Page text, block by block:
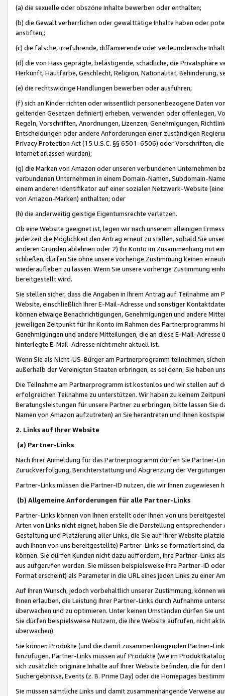
(a) die sexuelle oder obszöne Inhalte bewerben oder enthalten;
(b) die Gewalt verherrlichen oder gewalttätige Inhalte haben oder
anstiften,;
(c) die falsche, irreführende, diffamierende oder verleumderische
(d) die von Hass geprägte, belästigende, schädliche, die Privatsphäre
Herkunft, Hautfarbe, Geschlecht, Religion, Nationalität, Behinderung,
(e) die rechtswidrige Handlungen bewerben oder ausführen;
(f) sich an Kinder richten oder wissentlich personenbezogene Daten
geltenden Gesetzen definiert) erheben, verwenden oder offenlegen,
Regeln, Vorschriften, Anordnungen, Lizenzen, Genehmigungen,
Entscheidungen oder andere Anforderungen einer zuständigen
Privacy Protection Act (15 U.S.C. §§ 6501-6506) oder Vorschriften,
Internet erlassen wurden);
(g) die Marken von Amazon oder unseren verbundenen Unternehmen
verbundenen Unternehmen in einem Domain-Namen, Subdomain-
einem anderen Identifikator auf einer sozialen Netzwerk-Website
von Amazon-Marken) enthalten; oder
(h) die anderweitig geistige Eigentumsrechte verletzen.
Ob eine Website geeignet ist, legen wir nach unserem alleinigen
jederzeit die Möglichkeit den Antrag erneut zu stellen, sobald Sie
anderen Gründen ablehnen oder 2) Ihr Konto im Zusammenhang mit
schließen, dürfen Sie ohne unsere vorherige Zustimmung keinen
wiederaufleben zu lassen. Wenn Sie unsere vorherige Zustimmung
bereitgestellt wird.
Sie stellen sicher, dass die Angaben in Ihrem Antrag auf Teilnahme
Website, einschließlich Ihrer E-Mail-Adresse und sonstiger
können etwaige Benachrichtigungen, Genehmigungen und andere
jeweiligen Zeitpunkt für Ihr Konto im Rahmen des Partnerprogramms
Genehmigungen und andere Mitteilungen, die an diese E-Mail-
hinterlegte E-Mail-Adresse nicht mehr aktuell ist.
Wenn Sie als Nicht-US-Bürger am Partnerprogramm teilnehmen,
außerhalb der Vereinigten Staaten erbringen, es sei denn, Sie haben
Die Teilnahme am Partnerprogramm ist kostenlos und wir stellen auf
erfolgreichen Teilnahme zu unterstützen. Wir haben zu keinem
Beratungsleistungen für unsere Partner zu erbringen; bitte lassen Sie
Namen von Amazon aufzutreten) an Sie herantreten und Ihnen
2. Links auf Ihrer Website
(a) Partner-Links
Nach Ihrer Anmeldung für das Partnerprogramm dürfen Sie Partner-
Zurückverfolgung, Berichterstattung und Abgrenzung der
Partner-Links müssen die Partner-ID nutzen, die wir Ihnen zugewiesen
(b) Allgemeine Anforderungen für alle Partner-Links
Partner-Links können von Ihnen erstellt oder Ihnen von uns
Arten von Links nicht eignet, haben Sie die Darstellung
Gestaltung und Platzierung aller Links, die Sie auf Ihrer Website
auch Ihnen von uns bereitgestellte) Partner-Links so formatiert sind,
können. Sie dürfen Kunden nicht dazu auffordern, Ihre Partner-Links
aus aufgerufen werden. Sie müssen beispielsweise Ihre Partner-ID
Format erscheint) als Parameter in die URL eines jeden Links zu einer
Auf Ihren Wunsch, jedoch vorbehaltlich unserer Zustimmung, können
Ihnen erlauben, die Leistung Ihrer Partner-Links durch Aufnahme
überwachen und zu optimieren. Unter keinen Umständen dürfen Sie
Sie dürfen beispielsweise Nutzern, die Ihre Website aufrufen, nicht
überwachen).
Sie können Produkte (und die damit zusammenhängenden Partner-
hinzufügen. Partner-Links müssen auf Produkte (wie im
sich zusätzlich originäre Inhalte auf Ihrer Website befinden, die für
Suchergebnisse, Events (z. B. Prime Day) oder die Homepages
Sie müssen sämtliche Links und damit zusammenhängende